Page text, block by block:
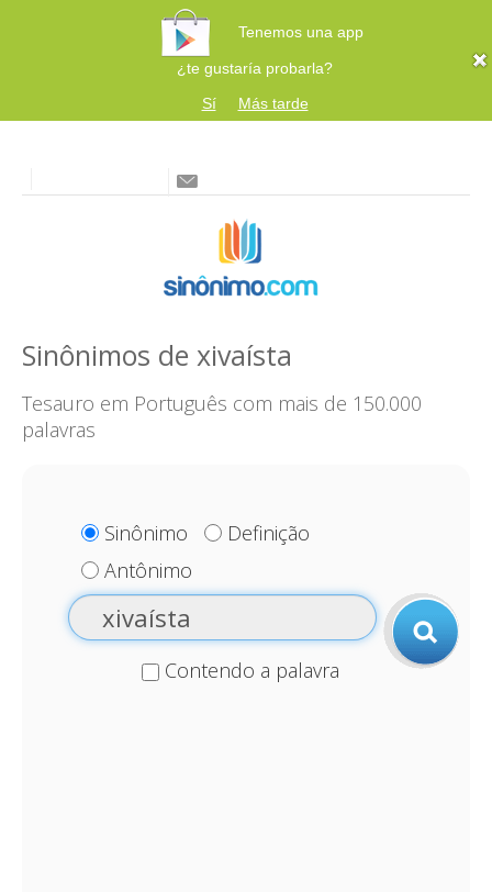
Tenemos una app
¿te gustaría probarla?
Sí
Más tarde
Sinônimos de xivaísta
Tesauro em Português com mais de 150.000
palavras
Sinônimo
Definição
Antônimo
Contendo a palavra